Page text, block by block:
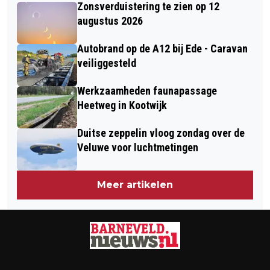
BAANTJE
Zonsverduistering te zien op 12
augustus 2026
Autobrand op de A12 bij Ede - Caravan
veiliggesteld
Werkzaamheden faunapassage
Heetweg in Kootwijk
Duitse zeppelin vloog zondag over de
Veluwe voor luchtmetingen
Meer artikelen